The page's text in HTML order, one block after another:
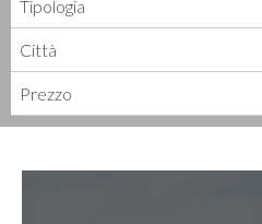
Tipologia
Città
Prezzo